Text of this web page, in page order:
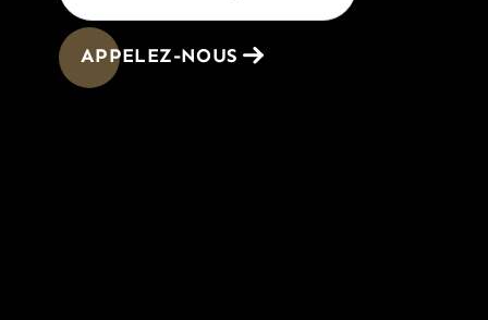
APPELEZ-NOUS